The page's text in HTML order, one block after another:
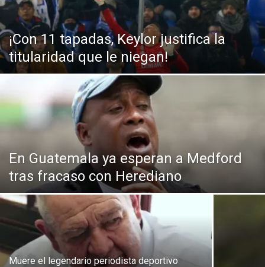
¡Con 11 tapadas, Keylor justifica la
titularidad que le niegan!
En Guatemala ya esperan a Medford
tras fracaso con Herediano
Muere el legendario periodista deportivo